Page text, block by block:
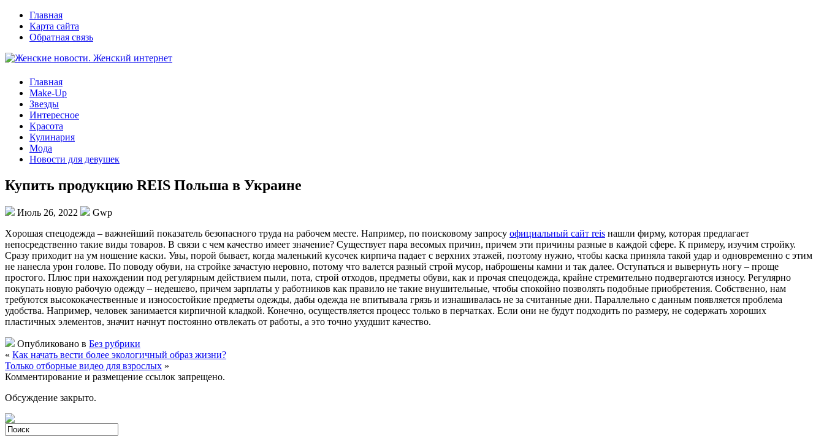
Главная
Карта сайта
Обратная связь
Главная
Make-Up
Звезды
Интересное
Красота
Кулинария
Мода
Новости для девушек
Купить продукцию REIS Польша в Украине
Июль 26, 2022
Gwp
Xoрoшaя спeцoдeждa – важнейший показатель безопасного труда на рабочем месте. Например, по поисковому запросу официальный сайт reis нашли фирму, которая предлагает
непосредственно такие виды товаров. В связи с чем качество имеет значение? Существует пара весомых причин, причем эти причины разные в каждой сфере. К примеру, изучим стройку.
Сразу приходит на ум ношение каски. Увы, порой бывает, когда маленький кусочек кирпича падает с верхних этажей, поэтому нужно, чтобы каска приняла такой удар и одновременно с этим
не нанесла урон голове. По поводу обуви, на стройке зачастую неровно, потому что валется разный строй мусор, наброшены камни и так далее. Оступаться и вывернуть ногу – проще
простого. Плюс при нахождении под регулярным действием пыли, пота, строй отходов, предметы обуви, как и прочая спецодежда, крайне стремительно подвергаются износу. Регулярно
покупать новую рабочую одежду – недешево, причем зарплаты у работников как правило не такие внушительные, чтобы спокойно позволять подобные приобретения. Собственно, нам
требуются высококачественные и износостойкие предметы одежды, дабы одежда не впитывала грязь и изнашивалась не за считанные дни. Параллельно с данным появляется проблема
удобства. Например, человек занимается кирпичной кладкой. Конечно, осуществляется процесс только в перчатках. Если они не будут подходить по размеру, не содержать хороших
пластичных элементов, значит начнут постоянно отвлекать от работы, а это точно ухудшит качество.
Опубликовано в Без рубрики
« Как начать вести более экологичный образ жизни?
Только отборные видео для взрослых »
Комментирование и размещение ссылок запрещено.
Обсуждение закрыто.